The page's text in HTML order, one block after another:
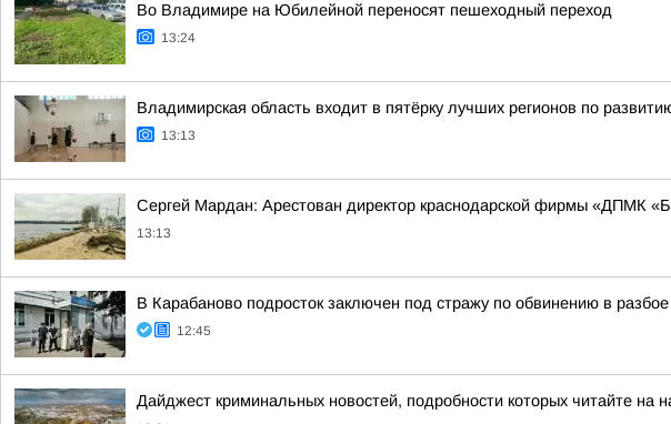
Во Владимире на Юбилейной переносят пешеходный переход
13:24
Владимирская область входит в пятёрку лучших регионов по
13:13
Сергей Мардан: Арестован директор краснодарской фирмы «ДПМК
13:13
В Карабаново подросток заключен под стражу по обвинению в разбое
12:45
Дайджест криминальных новостей, подробности которых читайте на